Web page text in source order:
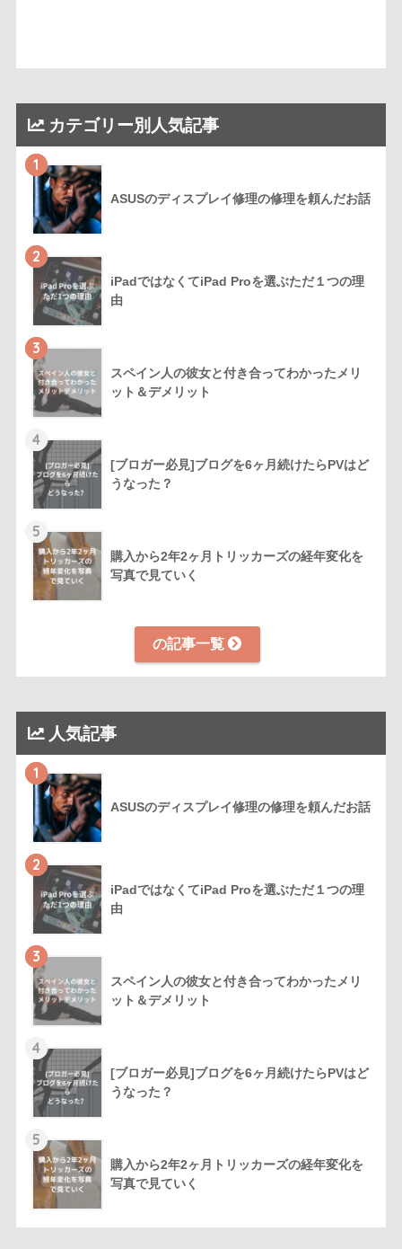
カテゴリー別人気記事
1
ASUSのディスプレイ修理の修理を頼んだお話
2
iPadではなくてiPad Proを選ぶただ１つの理
由
3
スペイン人の彼女と付き合ってわかったメリ
ット＆デメリット
4
[ブロガー必見]ブログを6ヶ月続けたらPVはど
うなった？
5
購入から2年2ヶ月トリッカーズの経年変化を
写真で見ていく
の記事一覧
人気記事
1
ASUSのディスプレイ修理の修理を頼んだお話
2
iPadではなくてiPad Proを選ぶただ１つの理
由
3
スペイン人の彼女と付き合ってわかったメリ
ット＆デメリット
4
[ブロガー必見]ブログを6ヶ月続けたらPVはど
うなった？
5
購入から2年2ヶ月トリッカーズの経年変化を
写真で見ていく